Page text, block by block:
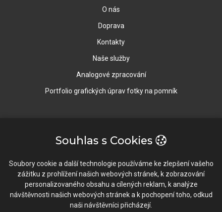
O nás
Doprava
Kontakty
Naše služby
Analogové zpracování
Portfolio grafických úprav fotky na pomník
603 196 634 / 577 922 102
info@fotopixel.cz
Souhlas s Cookies
Soubory cookie a další technologie používáme ke zlepšení vašeho
zážitku z prohlížení našich webových stránek, k zobrazování
personalizovaného obsahu a cílených reklam, k analýze
návštěvnosti našich webových stránek a k pochopení toho, odkud
naši návštěvníci přicházejí.